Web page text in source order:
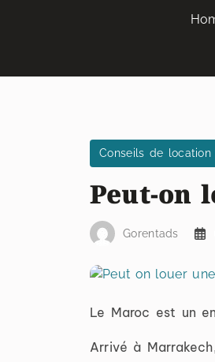
Conseils de
Peut-on
Gorentads
Le Maroc est un
Arrivé à